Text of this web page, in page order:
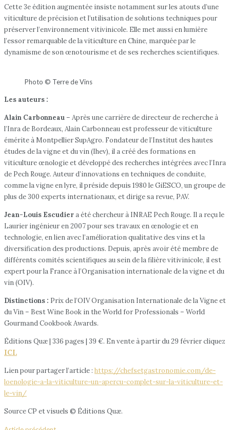
Cette 3e édition augmentée insiste notamment sur les atouts d’une
viticulture de précision et l’utilisation de solutions techniques pour
préserver l’environnement vitivinicole. Elle met aussi en lumière
l’essor remarquable de la viticulture en Chine, marquée par le
dynamisme de son œnotourisme et de ses recherches scientifiques.
Photo © Terre de Vins
Les auteurs :
Alain Carbonneau – Après une carrière de directeur de recherche à
l’Inra de Bordeaux, Alain Carbonneau est professeur de viticulture
émérite à Montpellier SupAgro. Fondateur de l’Institut des hautes
études de la vigne et du vin (Ihev), il a créé des formations en
viticulture œnologie et développé des recherches intégrées avec l’Inra
de Pech Rouge. Auteur d’innovations en techniques de conduite,
comme la vigne en lyre, il préside depuis 1980 le GiESCO, un groupe de
plus de 300 experts internationaux, et dirige sa revue, PAV.
Jean-Louis Escudiera été chercheur à INRAE Pech Rouge. Il a reçu le
Laurier ingénieur en 2007 pour ses travaux en œnologie et en
technologie, en lien avec l’amélioration qualitative des vins et la
diversification des productions. Depuis, après avoir été membre de
différents comités scientifiques au sein de la filière vitivinicole, il est
expert pour la France à l’Organisation internationale de la vigne et du
vin (OIV).
Distinctions : Prix de l’OIV Organisation Internationale de la Vigne et
du Vin – Best Wine Book in the World for Professionals – World
Gourmand Cookbook Awards.
Éditions Quæ | 336 pages | 39 €. En vente à partir du 29 février cliquez
ICI.
Lien pour partager l’article : https://chefsetgastronomie.com/de-
loenologie-a-la-viticulture-un-apercu-complet-sur-la-viticulture-et-
le-vin/
Source CP et visuels © Éditions Quæ.